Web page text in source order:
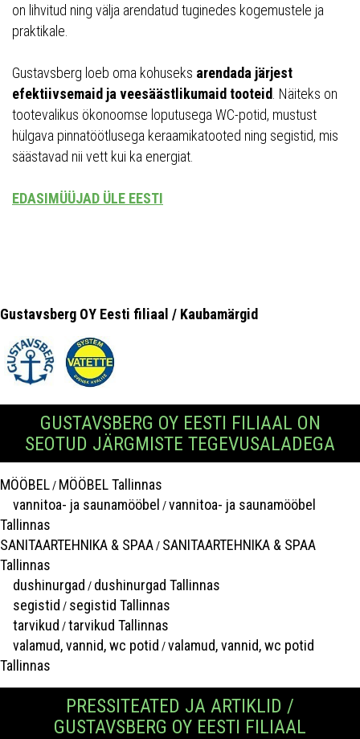
on lihvitud ning välja arendatud tuginedes kogemustele ja
praktikale.
Gustavsberg loeb oma kohuseks arendada järjest
efektiivsemaid ja veesäästlikumaid tooteid . Näiteks on
tootevalikus ökonoomse loputusega WC-potid, mustust
hülgava pinnatöötlusega keraamikatooted ning segistid, mis
säästavad nii vett kui ka energiat.
EDASIMÜÜJAD ÜLE EESTI
Gustavsberg OY Eesti filiaal / Kaubamärgid
GUSTAVSBERG OY EESTI FILIAAL ON
SEOTUD JÄRGMISTE TEGEVUSALADEGA
MÖÖBEL/ MÖÖBEL Tallinnas
vannitoa- ja saunamööbel /vannitoa- ja saunamööbel
Tallinnas
SANITAARTEHNIKA & SPAA/ SANITAARTEHNIKA & SPAA
Tallinnas
dushinurgad / dushinurgad Tallinnas
segistid / segistid Tallinnas
tarvikud /tarvikud Tallinnas
valamud, vannid, wc potid /valamud, vannid, wc potid
Tallinnas
PRESSITEATED JA ARTIKLID /
GUSTAVSBERG OY EESTI FILIAAL